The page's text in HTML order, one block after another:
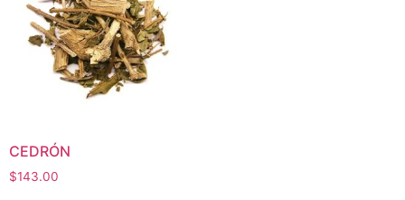
CEDRÓN
$143.00